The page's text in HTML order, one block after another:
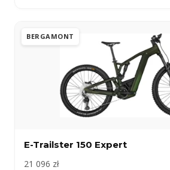
BERGAMONT
E-Trailster 150 Expert
21 096 zł